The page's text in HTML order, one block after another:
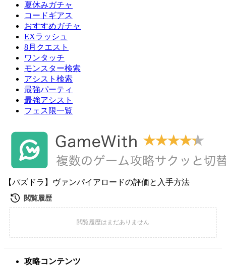
夏休みガチャ
コードギアス
おすすめガチャ
EXラッシュ
8月クエスト
ワンタッチ
モンスター検索
アシスト検索
最強パーティ
最強アシスト
フェス限一覧
【パズドラ】ヴァンパイアロードの評価と入手方法
攻略コンテンツ